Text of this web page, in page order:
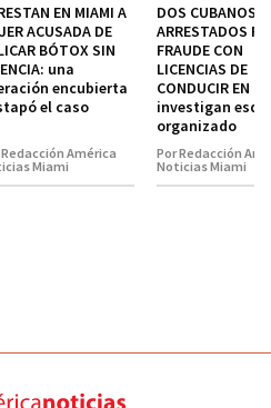
EN MIAMI A
ACUSADA DE
BÓTOX SIN
una
encubierta
el caso
América
Miami
DOS CUBANOS
ARRESTADOS
FRAUDE CON
LICENCIAS DE
CONDUCIR EN
investigan
organizado
Por Redacción
Noticias Miami